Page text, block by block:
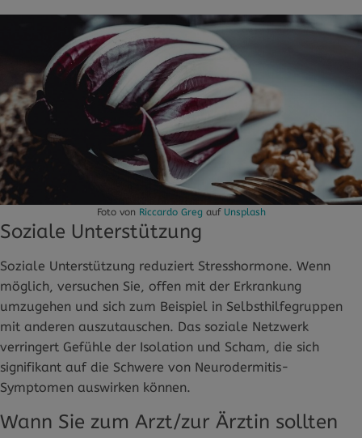
Foto von Riccardo Greg auf Unsplash
Soziale Unterstützung
Soziale Unterstützung reduziert Stresshormone. Wenn
möglich, versuchen Sie, offen mit der Erkrankung
umzugehen und sich zum Beispiel in Selbsthilfegruppen
mit anderen auszutauschen. Das soziale Netzwerk
verringert Gefühle der Isolation und Scham, die sich
signifikant auf die Schwere von Neurodermitis-
Symptomen auswirken können.
Wann Sie zum Arzt/zur Ärztin sollten